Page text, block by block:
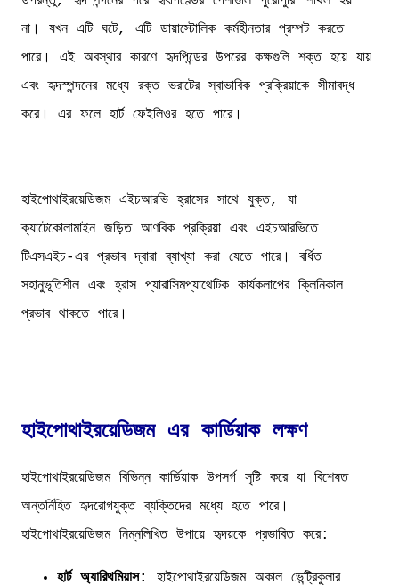
না। যখন এটি ঘটে, এটি ডায়াস্টোলিক কর্মহীনতার প্রম্পট করতে
পারে। এই অবস্থার কারণে হৃদপিন্ডের উপরের কক্ষগুলি শক্ত হয়ে যায়
এবং হৃদস্পন্দনের মধ্যে রক্ত ভরাটের স্বাভাবিক প্রক্রিয়াকে সীমাবদ্ধ
করে। এর ফলে হার্ট ফেইলিওর হতে পারে।
হাইপোথাইরয়েডিজম এইচআরভি হ্রাসের সাথে যুক্ত, যা
ক্যাটেকোলামাইন জড়িত আণবিক প্রক্রিয়া এবং এইচআরভিতে
টিএসএইচ-এর প্রভাব দ্বারা ব্যাখ্যা করা যেতে পারে। বর্ধিত
সহানুভূতিশীল এবং হ্রাস প্যারাসিমপ্যাথেটিক কার্যকলাপের ক্লিনিকাল
প্রভাব থাকতে পারে।
হাইপোথাইরয়েডিজম এর কার্ডিয়াক লক্ষণ
হাইপোথাইরয়েডিজম বিভিন্ন কার্ডিয়াক উপসর্গ সৃষ্টি করে যা বিশেষত
অন্তর্নিহিত হৃদরোগযুক্ত ব্যক্তিদের মধ্যে হতে পারে।
হাইপোথাইরয়েডিজম নিম্নলিখিত উপায়ে হৃদয়কে প্রভাবিত করে:
হার্ট অ্যারিথমিয়াস: হাইপোথাইরয়েডিজম অকাল ভেন্ট্রিকুলার